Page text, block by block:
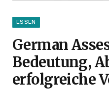
ESSEN
German
Bedeutung,
erfolgreiche